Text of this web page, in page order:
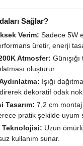
Sağlar?
Verim: Sadece 5W
üretir, enerji
Atmosfer:
oluşturur.
Işığı
dekoratif odak
Tasarım: 7,2 cm
pratik şekilde uyum
Teknolojisi: Uzun
kullanım sunar.